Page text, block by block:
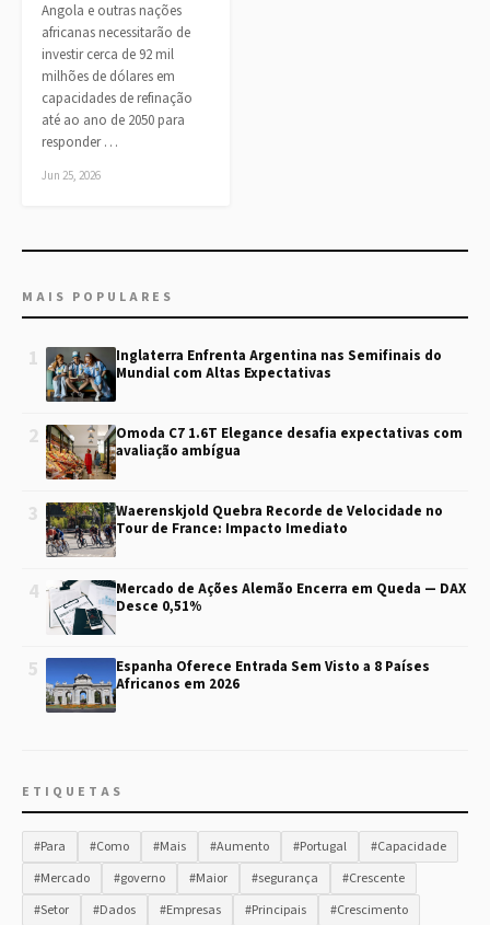
Angola e outras nações
africanas necessitarão de
investir cerca de 92 mil
milhões de dólares em
capacidades de refinação
até ao ano de 2050 para
responder …
Jun 25, 2026
MAIS POPULARES
1
Inglaterra Enfrenta Argentina nas Semifinais do
Mundial com Altas Expectativas
2
Omoda C7 1.6T Elegance desafia expectativas com
avaliação ambígua
3
Waerenskjold Quebra Recorde de Velocidade no
Tour de France: Impacto Imediato
4
Mercado de Ações Alemão Encerra em Queda — DAX
Desce 0,51%
5
Espanha Oferece Entrada Sem Visto a 8 Países
Africanos em 2026
ETIQUETAS
#Para #Como #Mais #Aumento #Portugal
#Capacidade
#Mercado
#governo #Maior #segurança
#Crescente
#Setor
#Dados #Empresas #Principais
#Crescimento